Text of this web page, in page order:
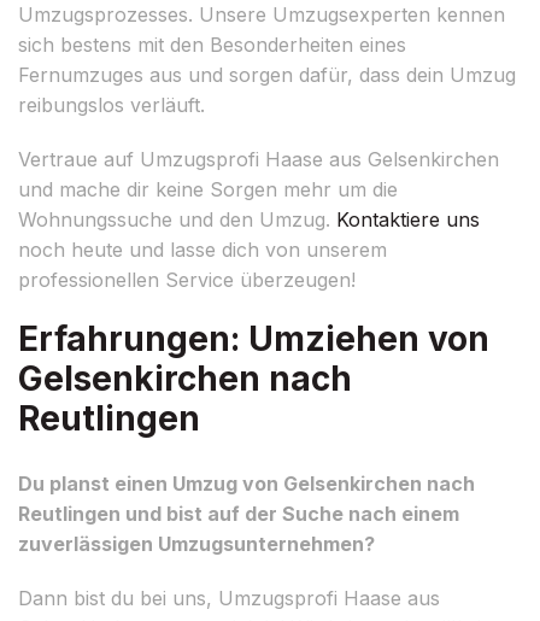
Umzugsprozesses. Unsere Umzugsexperten kennen
sich bestens mit den Besonderheiten eines
Fernumzuges aus und sorgen dafür, dass dein Umzug
reibungslos verläuft.
Vertraue auf Umzugsprofi Haase aus Gelsenkirchen
und mache dir keine Sorgen mehr um die
Wohnungssuche und den Umzug. Kontaktiere uns
noch heute und lasse dich von unserem
professionellen Service überzeugen!
Erfahrungen: Umziehen von
Gelsenkirchen nach
Reutlingen
Du planst einen Umzug von Gelsenkirchen nach
Reutlingen und bist auf der Suche nach einem
zuverlässigen Umzugsunternehmen?
Dann bist du bei uns, Umzugsprofi Haase aus